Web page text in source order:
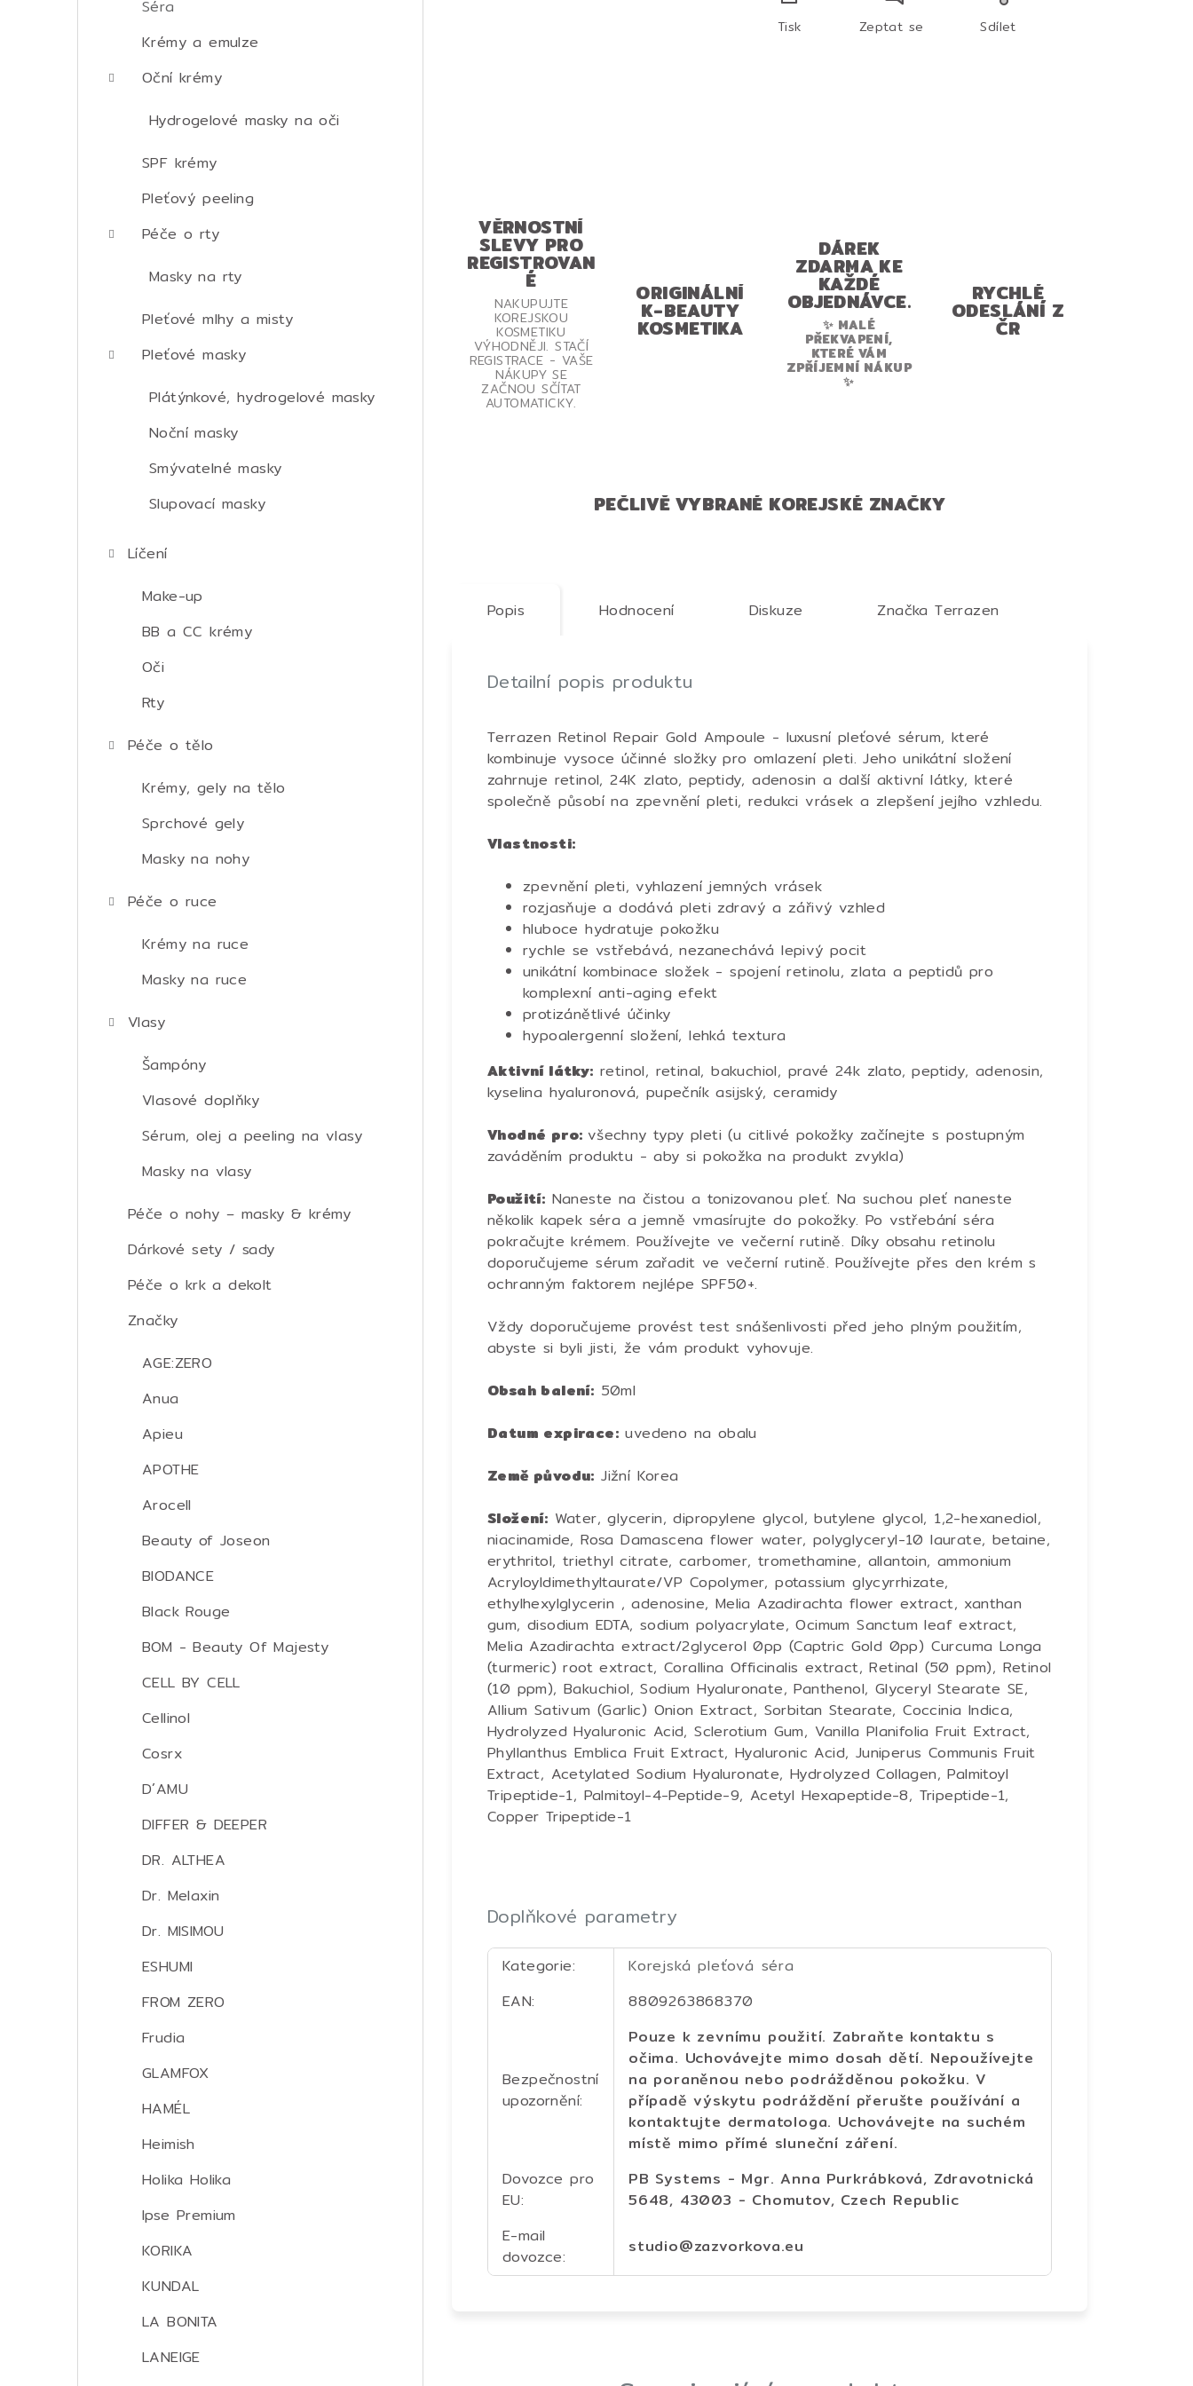
Séra
Krémy a emulze
Oční krémy
Hydrogelové masky na oči
SPF krémy
Pleťový peeling
Péče o rty
Masky na rty
Pleťové mlhy a misty
Pleťové masky
Plátýnkové, hydrogelové masky
Noční masky
Smývatelné masky
Slupovací masky
Líčení
Make-up
BB a CC krémy
Oči
Rty
Péče o tělo
Krémy, gely na tělo
Sprchové gely
Masky na nohy
Péče o ruce
Krémy na ruce
Masky na ruce
Vlasy
Šampóny
Vlasové doplňky
Sérum, olej a peeling na vlasy
Masky na vlasy
Péče o nohy – masky & krémy
Dárkové sety / sady
Péče o krk a dekolt
Značky
AGE:ZERO
Anua
Apieu
APOTHE
Arocell
Beauty of Joseon
BIODANCE
Black Rouge
BOM - Beauty Of Majesty
CELL BY CELL
Cellinol
Cosrx
D´AMU
DIFFER & DEEPER
DR. ALTHEA
Dr. Melaxin
Dr. MISIMOU
ESHUMI
FROM ZERO
Frudia
GLAMFOX
HAMÉL
Heimish
Holika Holika
Ipse Premium
KORIKA
KUNDAL
LA BONITA
LANEIGE
Tisk Zeptat se Sdílet
VĚRNOSTNÍ
SLEVY PRO
REGISTROVAN
É
NAKUPUJTE
KOREJSKOU
KOSMETIKU
VÝHODNĚJI. STAČÍ
REGISTRACE - VAŠE
NÁKUPY SE
ZAČNOU SČÍTAT
AUTOMATICKY.
ORIGINÁLNÍ
K-BEAUTY
KOSMETIKA
DÁREK
ZDARMA KE
KAŽDÉ
OBJEDNÁVCE.
✨ MALÉ
PŘEKVAPENÍ,
KTERÉ VÁM
ZPŘÍJEMNÍ NÁKUP
✨
RYCHLÉ
ODESLÁNÍ Z
ČR
PEČLIVĚ VYBRANÉ KOREJSKÉ ZNAČKY
Popis Hodnocení Diskuze Značka Terrazen
Detailní popis produktu
Terrazen Retinol Repair Gold Ampoule - luxusní pleťové sérum, které
kombinuje vysoce účinné složky pro omlazení pleti. Jeho unikátní složení
zahrnuje retinol, 24K zlato, peptidy, adenosin a další aktivní látky, které
společně působí na zpevnění pleti, redukci vrásek a zlepšení jejího vzhledu.
Vlastnosti:
zpevnění pleti, vyhlazení jemných vrásek
rozjasňuje a dodává pleti zdravý a zářivý vzhled
hluboce hydratuje pokožku
rychle se vstřebává, nezanechává lepivý pocit
unikátní kombinace složek - spojení retinolu, zlata a peptidů pro
komplexní anti-aging efekt
protizánětlivé účinky
hypoalergenní složení, lehká textura
Aktivní látky: retinol, retinal, bakuchiol, pravé 24k zlato, peptidy, adenosin,
kyselina hyaluronová, pupečník asijský, ceramidy
Vhodné pro: všechny typy pleti (u citlivé pokožky začínejte s postupným
zaváděním produktu - aby si pokožka na produkt zvykla)
Použití: Naneste na čistou a tonizovanou pleť. Na suchou pleť naneste
několik kapek séra a jemně vmasírujte do pokožky. Po vstřebání séra
pokračujte krémem. Používejte ve večerní rutině. Díky obsahu retinolu
doporučujeme sérum zařadit ve večerní rutině. Používejte přes den krém s
ochranným faktorem nejlépe SPF50+.
Vždy doporučujeme provést test snášenlivosti před jeho plným použitím,
abyste si byli jisti, že vám produkt vyhovuje.
Obsah balení: 50ml
Datum expirace: uvedeno na obalu
Země původu: Jižní Korea
Složení: Water, glycerin, dipropylene glycol, butylene glycol, 1,2-hexanediol,
niacinamide, Rosa Damascena flower water, polyglyceryl-10 laurate, betaine,
erythritol, triethyl citrate, carbomer, tromethamine, allantoin, ammonium
Acryloyldimethyltaurate/VP Copolymer, potassium glycyrrhizate,
ethylhexylglycerin , adenosine, Melia Azadirachta flower extract, xanthan
gum, disodium EDTA, sodium polyacrylate, Ocimum Sanctum leaf extract,
Melia Azadirachta extract/2glycerol 0pp (Captric Gold 0pp) Curcuma Longa
(turmeric) root extract, Corallina Officinalis extract, Retinal (50 ppm), Retinol
(10 ppm), Bakuchiol, Sodium Hyaluronate, Panthenol, Glyceryl Stearate SE,
Allium Sativum (Garlic) Onion Extract, Sorbitan Stearate, Coccinia Indica,
Hydrolyzed Hyaluronic Acid, Sclerotium Gum, Vanilla Planifolia Fruit Extract,
Phyllanthus Emblica Fruit Extract, Hyaluronic Acid, Juniperus Communis Fruit
Extract, Acetylated Sodium Hyaluronate, Hydrolyzed Collagen, Palmitoyl
Tripeptide-1, Palmitoyl-4-Peptide-9, Acetyl Hexapeptide-8, Tripeptide-1,
Copper Tripeptide-1
Doplňkové parametry
Kategorie:
Korejská pleťová séra
EAN: 8809263868370
Bezpečnostní
upozornění:
Pouze k zevnímu použití. Zabraňte kontaktu s
očima. Uchovávejte mimo dosah dětí. Nepoužívejte
na poraněnou nebo podrážděnou pokožku. V
případě výskytu podráždění přerušte používání a
kontaktujte dermatologa. Uchovávejte na suchém
místě mimo přímé sluneční záření.
Dovozce pro
EU:
PB Systems - Mgr. Anna Purkrábková, Zdravotnická
5648, 43003 - Chomutov, Czech Republic
E-mail
dovozce: studio@zazvorkova.eu